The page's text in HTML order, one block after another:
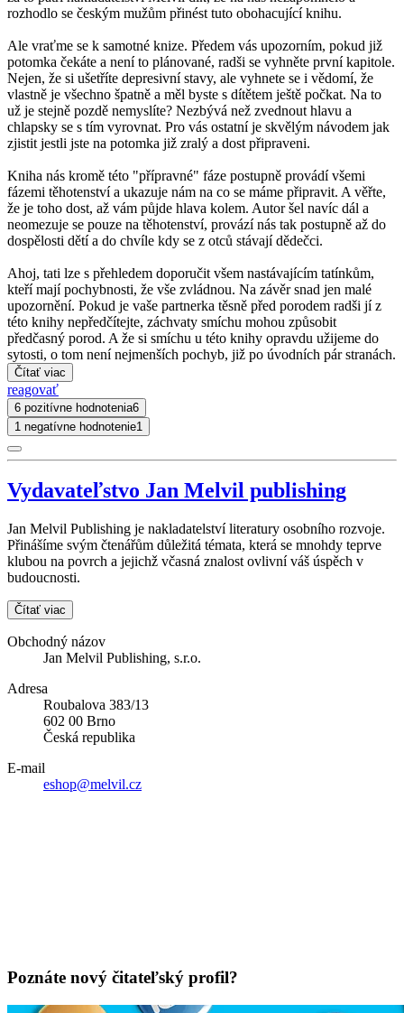
rozhodlo se českým mužům přinést tuto obohacující knihu.
Ale vraťme se k samotné knize. Předem vás upozorním, pokud již
potomka čekáte a není to plánované, radši se vyhněte první kapitole.
Nejen, že si ušetříte depresivní stavy, ale vyhnete se i vědomí, že
vlastně je všechno špatně a měl byste s dítětem ještě počkat. Na to
už je stejně pozdě nemyslíte? Nezbývá než zvednout hlavu a
chlapsky se s tím vyrovnat. Pro vás ostatní je skvělým návodem jak
zjistit jestli jste na potomka již zralý a dost připraveni.
Kniha nás kromě této "přípravné" fáze postupně provádí všemi
fázemi těhotenství a ukazuje nám na co se máme připravit. A věřte,
že je toho dost, až vám půjde hlava kolem. Autor šel navíc dál a
neomezuje se pouze na těhotenství, provází nás tak postupně až do
dospělosti dětí a do chvíle kdy se z otců stávají dědečci.
Ahoj, tati lze s přehledem doporučit všem nastávajícím tatínkům,
kteří mají pochybnosti, že vše zvládnou. Na závěr snad jen malé
upozornění. Pokud je vaše partnerka těsně před porodem radši jí z
této knihy nepředčítejte, záchvaty smíchu mohou způsobit
předčasný porod. A že si smíchu u této knihy opravdu užijeme do
sytosti, o tom není nejmenších pochyb, již po úvodních pár stranách.
Čítať viac
reagovať
6 pozitívne hodnotenia6
1 negatívne hodnotenie1
Vydavateľstvo Jan Melvil publishing
Jan Melvil Publishing je nakladatelství literatury osobního rozvoje.
Přinášíme svým čtenářům důležitá témata, která se mnohdy teprve
klubou na povrch a jejichž včasná znalost ovlivní váš úspěch v
budoucnosti.
Čítať viac
Obchodný názov
Jan Melvil Publishing, s.r.o.
Adresa
Roubalova 383/13
602 00 Brno
Česká republika
E-mail
eshop@melvil.cz
Poznáte nový čitateľský profil?